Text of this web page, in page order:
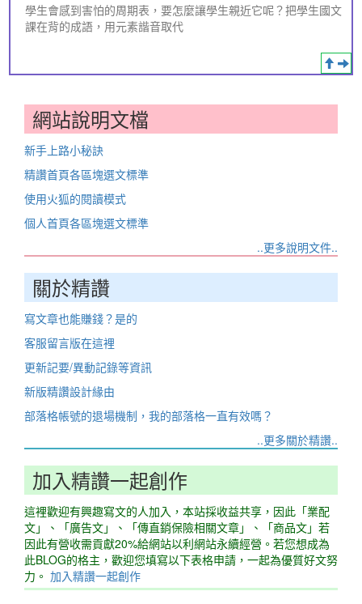
學生會感到害怕的周期表，要怎麼讓學生親近它呢？把學生國文
課在背的成語，用元素諧音取代
網站說明文檔
新手上路小秘訣
精讚首頁各區塊選文標準
使用火狐的閱讀模式
個人首頁各區塊選文標準
..更多說明文件..
關於精讚
寫文章也能賺錢？是的
客服留言版在這裡
更新記要/異動記錄等資訊
新版精讚設計緣由
部落格帳號的退場機制，我的部落格一直有效嗎？
..更多關於精讚..
加入精讚一起創作
這裡歡迎有興趣寫文的人加入，本站採收益共享，因此「業配
文」、「廣告文」、「傳直銷保險相關文章」、「商品文」若
因此有營收需貢獻20%給網站以利網站永續經營。若您想成為
此BLOG的格主，歡迎您填寫以下表格申請，一起為優質好文努
力。 加入精讚一起創作